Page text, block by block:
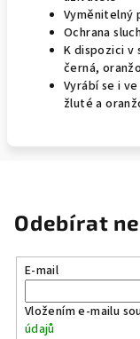
Vyměnitelný
Ochrana
K dispozici v
černá,
Vyrábí se i
žluté a
Odebírat
E-mail
Vložením e-mailu
údajů